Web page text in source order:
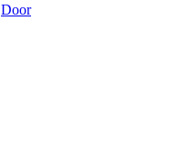
Door